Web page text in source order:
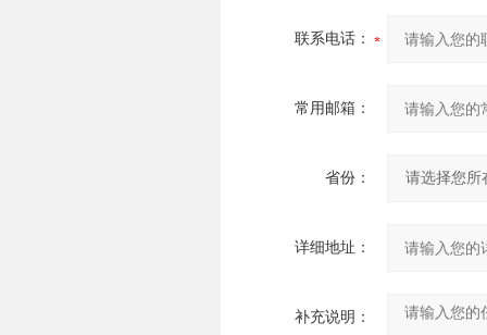
联系电话：
常用邮箱：
省份：
详细地址：
补充说明：